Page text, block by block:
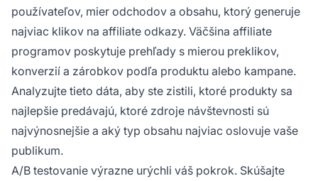
používateľov, mier odchodov a obsahu, ktorý generuje
najviac klikov na affiliate odkazy. Väčšina affiliate
programov poskytuje prehľady s mierou preklikov,
konverzií a zárobkov podľa produktu alebo kampane.
Analyzujte tieto dáta, aby ste zistili, ktoré produkty sa
najlepšie predávajú, ktoré zdroje návštevnosti sú
najvýnosnejšie a aký typ obsahu najviac oslovuje vaše
publikum.
A/B testovanie výrazne urýchli váš pokrok. Skúšajte